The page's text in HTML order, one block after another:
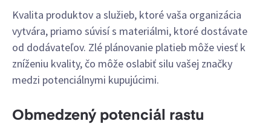
Kvalita produktov a služieb, ktoré vaša organizácia
vytvára, priamo súvisí s materiálmi, ktoré dostávate
od dodávateľov. Zlé plánovanie platieb môže viesť k
zníženiu kvality, čo môže oslabiť silu vašej značky
medzi potenciálnymi kupujúcimi.
Obmedzený potenciál rastu